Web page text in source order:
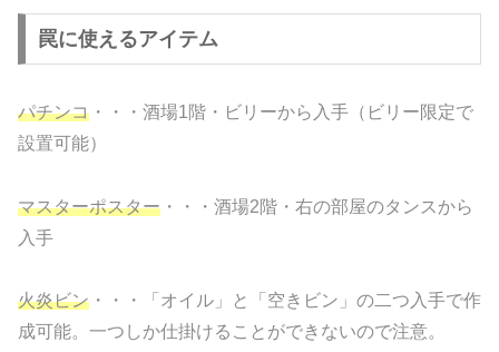
罠に使えるアイテム
パチンコ ・・・酒場1階・ビリーから入手（ビリー限定で
設置可能）
マスターポスター ・・・酒場2階・右の部屋のタンスから
入手
火炎ビン ・・・「オイル」と「空きビン」の二つ入手で作
成可能。一つしか仕掛けることができないので注意。